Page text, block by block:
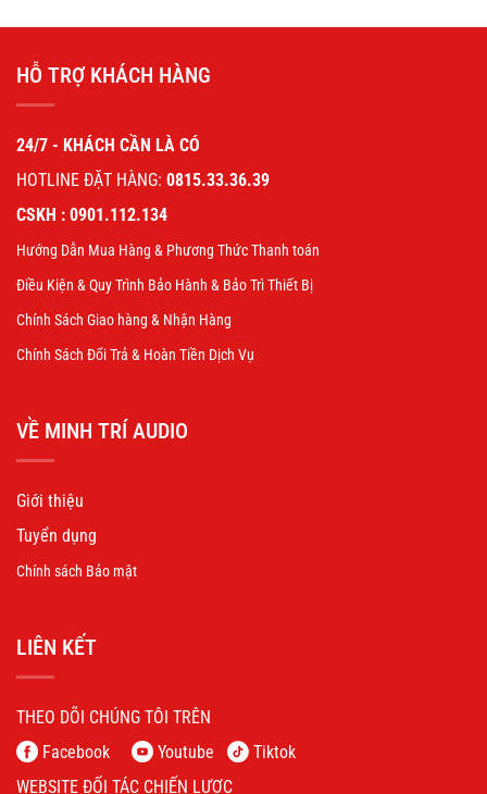
HỖ TRỢ KHÁCH HÀNG
24/7 - KHÁCH CẦN LÀ CÓ
HOTLINE ĐẶT HÀNG: 0815.33.36.39
CSKH : 0901.112.134
Hướng Dẫn Mua Hàng & Phương Thức Thanh toán
Điều Kiện & Quy Trình Bảo Hành & Bảo Trì Thiết Bị
Chính Sách Giao hàng & Nhận Hàng
Chính Sách Đổi Trả & Hoàn Tiền Dịch Vụ
VỀ MINH TRÍ AUDIO
Giới thiệu
Tuyển dụng
Chính sách Bảo mật
LIÊN KẾT
THEO DÕI CHÚNG TÔI TRÊN
Facebook
Youtube
Tiktok
WEBSITE ĐỐI TÁC CHIẾN LƯỢC